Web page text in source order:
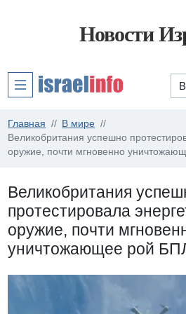
Новости
Главная
В мире
Великобритания успешно
оружие, почти мгновенно
Великобритания
протестировала
оружие, почти
уничтожающее рой